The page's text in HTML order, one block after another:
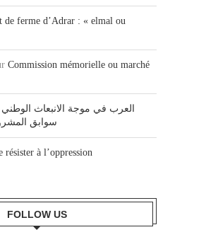
de ferme d’Adrar : « elmal ou
Commission mémorielle ou marché
العرب في موجة الانبعاث
سوابق
résister à l’oppression
FOLLOW US